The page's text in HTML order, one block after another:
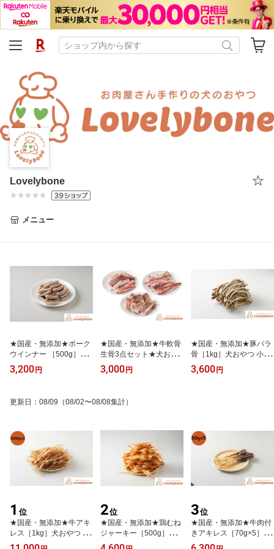
Lovelybone
メニュー
★国産・無添加★ポーク
ウインナー ［500g］犬
おやつ 小型犬 中型犬 大
型犬 無添加おやつ 手作
ークウインナー ウインナ
おやつ 国産 犬 無添加 手
作り 犬用ウインナー
3,200 円
★国産・無添加★牛軟骨
生骨3点セット★犬おや
つ 小型犬 中型犬 大型犬
無添加おやつ 手作りおや
脂肪 犬用おやつ 牛骨 骨
ご褒美おやつ
3,000 円
★国産・無添加★豚バラ
骨［1kg］犬おやつ 小型
犬 中型犬 大型犬 無添加
おやつ 手作りおやつ 肉
無添加 手作り
3,600 円
更新日 ： 08/09 （08/02〜08/08集計）
1 位
★国産・無添加★牛アキ
レス［1kg］犬おやつ 小
型犬 中型犬 大型犬 無添
2位
★国産・無添加★鶏むね
ジャーキー［500g］犬お
やつ 小型犬 中型犬 大型
3位
★国産・無添加★牛肉付
きアキレス［70g×5］犬
おやつ 小型犬 中型犬 大